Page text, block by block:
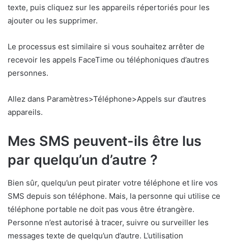
texte, puis cliquez sur les appareils répertoriés pour les
ajouter ou les supprimer.
Le processus est similaire si vous souhaitez arrêter de
recevoir les appels FaceTime ou téléphoniques d’autres
personnes.
Allez dans Paramètres>Téléphone>Appels sur d’autres
appareils.
Mes SMS peuvent-ils être lus
par quelqu’un d’autre ?
Bien sûr, quelqu’un peut pirater votre téléphone et lire vos
SMS depuis son téléphone. Mais, la personne qui utilise ce
téléphone portable ne doit pas vous être étrangère.
Personne n’est autorisé à tracer, suivre ou surveiller les
messages texte de quelqu’un d’autre. L’utilisation